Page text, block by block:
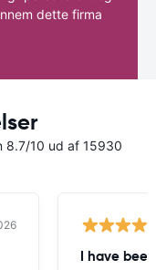
dette firma
8.7/10 ud af 15930
I have